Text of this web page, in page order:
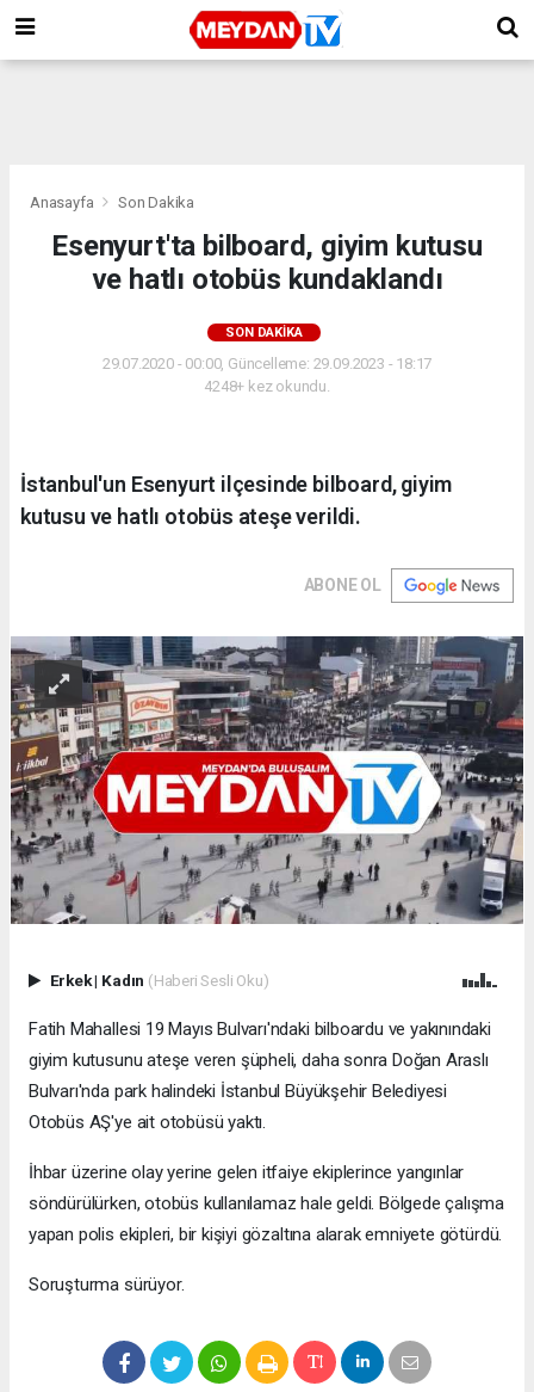
Anasayfa Son Dakika
Esenyurt'ta bilboard, giyim kutusu
ve hatlı otobüs kundaklandı
SON DAKIKA
29.07.2020 - 00:00, Güncelleme: 29.09.2023 - 18:17
4248+ kez okundu.
İstanbul'un Esenyurt ilçesinde bilboard, giyim
kutusu ve hatlı otobüs ateşe verildi.
ABONE OL
Erkek| Kadın (Haberi Sesli Oku)
Fatih Mahallesi 19 Mayıs Bulvarı'ndaki bilboardu ve yakınındaki
giyim kutusunu ateşe veren şüpheli, daha sonra Doğan Araslı
Bulvarı'nda park halindeki İstanbul Büyükşehir Belediyesi
Otobüs AŞ'ye ait otobüsü yaktı.
İhbar üzerine olay yerine gelen itfaiye ekiplerince yangınlar
söndürülürken, otobüs kullanılamaz hale geldi. Bölgede çalışma
yapan polis ekipleri, bir kişiyi gözaltına alarak emniyete götürdü.
Soruşturma sürüyor.